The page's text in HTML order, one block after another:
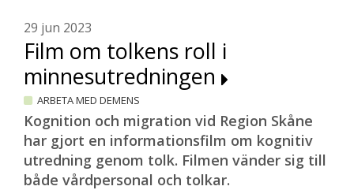
29 jun 2023
Film om tolkens roll i
minnesutredningen
ARBETA MED DEMENS
Kognition och migration vid Region Skåne
har gjort en informationsfilm om kognitiv
utredning genom tolk. Filmen vänder sig till
både vårdpersonal och tolkar.